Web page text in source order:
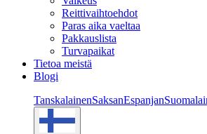
Reittivaihtoehdot
Paras aika vaeltaa
Pakkauslista
Turvapaikat
Tietoa meistä
Blogi
TanskalainenSaksanEspanjan